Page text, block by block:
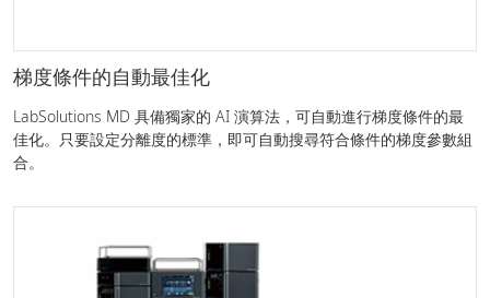
梯度條件的自動最佳化
LabSolutions MD 具備獨家的 AI 演算法，可自動進行梯度條件的最
佳化。只要設定分離度的標準，即可自動搜尋符合條件的梯度參數組
合。